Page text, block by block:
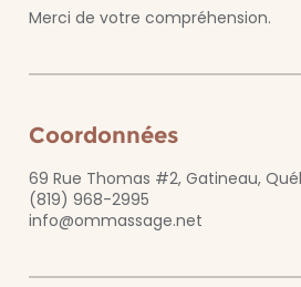
Merci de votre compréhension.
Coordonnées
69 Rue Thomas #2, Gatineau,
(819) 968-2995
info@ommassage.net